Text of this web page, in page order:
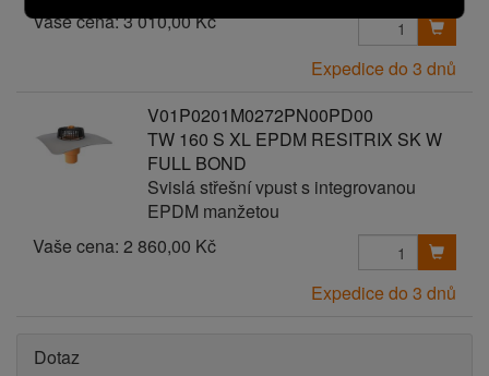
Vaše cena:3 010,00 Kč
Expedice do 3 dnů
V01P0201M0272PN00PD00
TW 160 S XL EPDM RESITRIX SK W
FULL BOND
Svislá střešní vpust s integrovanou
EPDM manžetou
Vaše cena: 2 860,00 Kč
Expedice do 3 dnů
Dotaz